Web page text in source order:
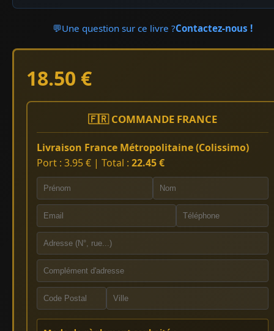
💬Une question sur ce livre ?Contactez-nous !
18.50 €
🇫🇷 COMMANDE FRANCE
Livraison France Métropolitaine (Colissimo)
Port : 3.95 € | Total : 22.45 €